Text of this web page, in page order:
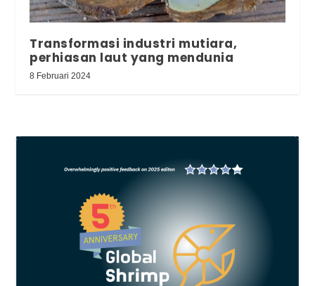
Transformasi industri mutiara,
perhiasan laut yang mendunia
8 Februari 2024